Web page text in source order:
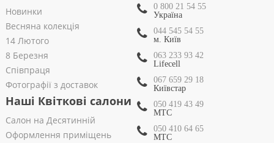
Новинки
Весняна колекція
14 Лютого
8 Березня
Співпраця
Фотографії з доставок
Наші Квіткові салони
Салон на Десятинній
Оформлення приміщень
0 800 21 54 55
Україна
044 545 54 55
м. Київ
063 233 93 42
Lifecell
067 659 29 18
Київстар
050 419 43 49
МТС
050 410 64 65
МТС